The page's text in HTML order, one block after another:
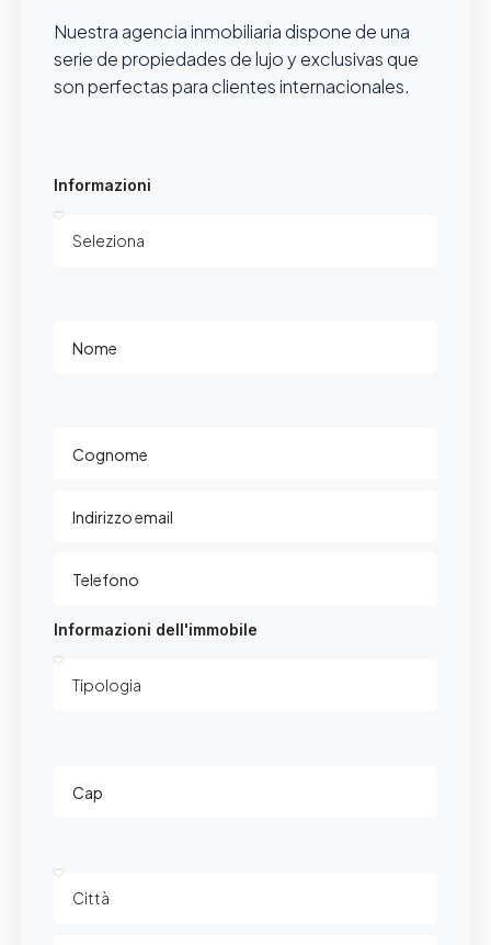
Nuestra agencia inmobiliaria dispone de una
serie de propiedades de lujo y exclusivas que
son perfectas para clientes internacionales.
Informazioni
Informazioni dell'immobile